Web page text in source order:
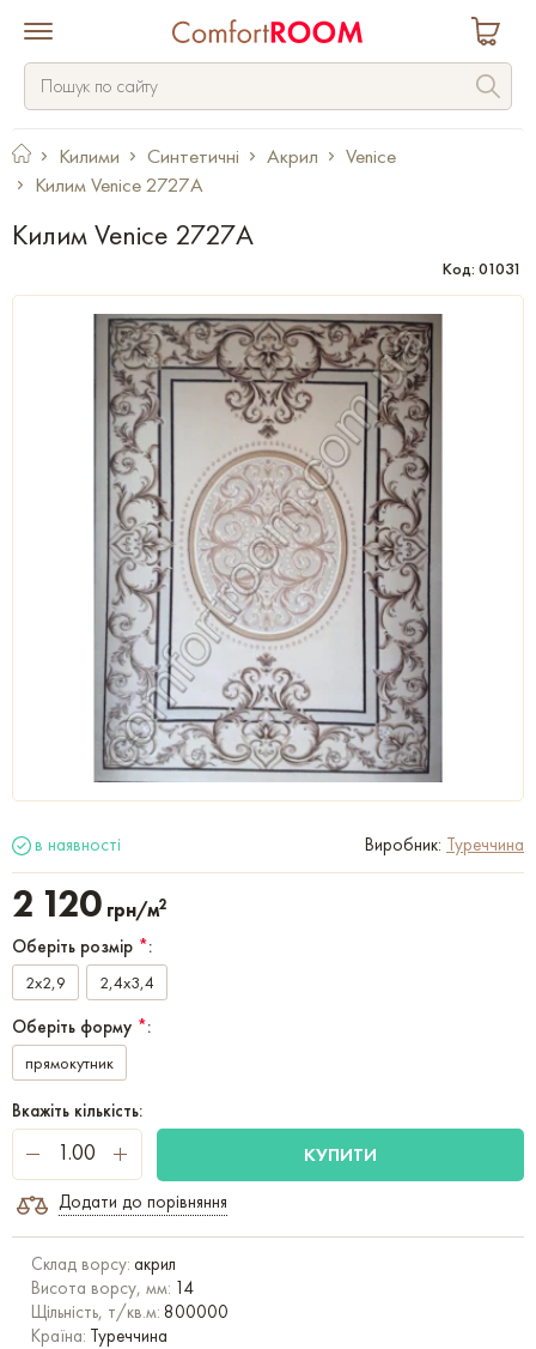
Килими Синтетичні Акрил
Venice
Килим Venice 2727A
Килим Venice 2727A
Код: 01031
в наявності Виробник: Туреччина
2 120 грн/м2
Оберіть розмір *:
2x2,9 2,4x3,4
Оберіть форму *:
прямокутник
Вкажіть кількість:
КУПИТИ
Додати до порівняння
Склад ворсу: акрил
Висота ворсу, мм: 14
Щільність, т/кв.м: 800000
Країна: Туреччина